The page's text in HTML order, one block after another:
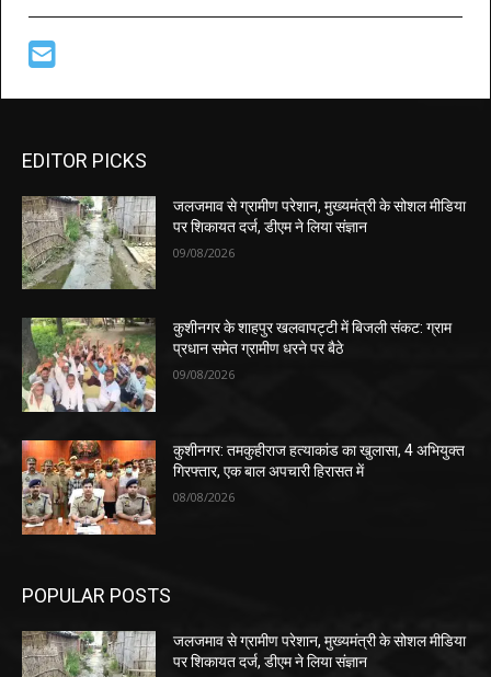
EDITOR PICKS
जलजमाव से ग्रामीण परेशान, मुख्यमंत्री के सोशल मीडिया
पर शिकायत दर्ज, डीएम ने लिया संज्ञान
09/08/2026
कुशीनगर के शाहपुर खलवापट्टी में बिजली संकट: ग्राम
प्रधान समेत ग्रामीण धरने पर बैठे
09/08/2026
कुशीनगर: तमकुहीराज हत्याकांड का खुलासा, 4 अभियुक्त
गिरफ्तार, एक बाल अपचारी हिरासत में
08/08/2026
POPULAR POSTS
जलजमाव से ग्रामीण परेशान, मुख्यमंत्री के सोशल मीडिया
पर शिकायत दर्ज, डीएम ने लिया संज्ञान